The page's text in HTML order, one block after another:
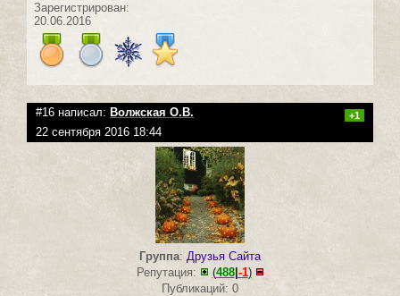
Зарегистрирован:
20.06.2016
#16 написал: Волжская О.В. +1
22 сентября 2016 18:44
Группа: Друзья Сайта
Репутация:
(488|-1)
Публикаций: 0